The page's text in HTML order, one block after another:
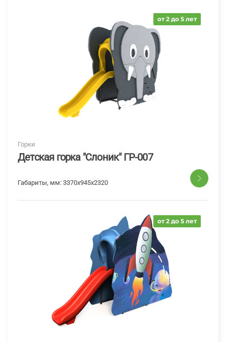
от 2 до 5 лет
Горки
Детская горка "Слоник" ГР-007
Габариты, мм: 3370x945x2320
от 2 до 5 лет